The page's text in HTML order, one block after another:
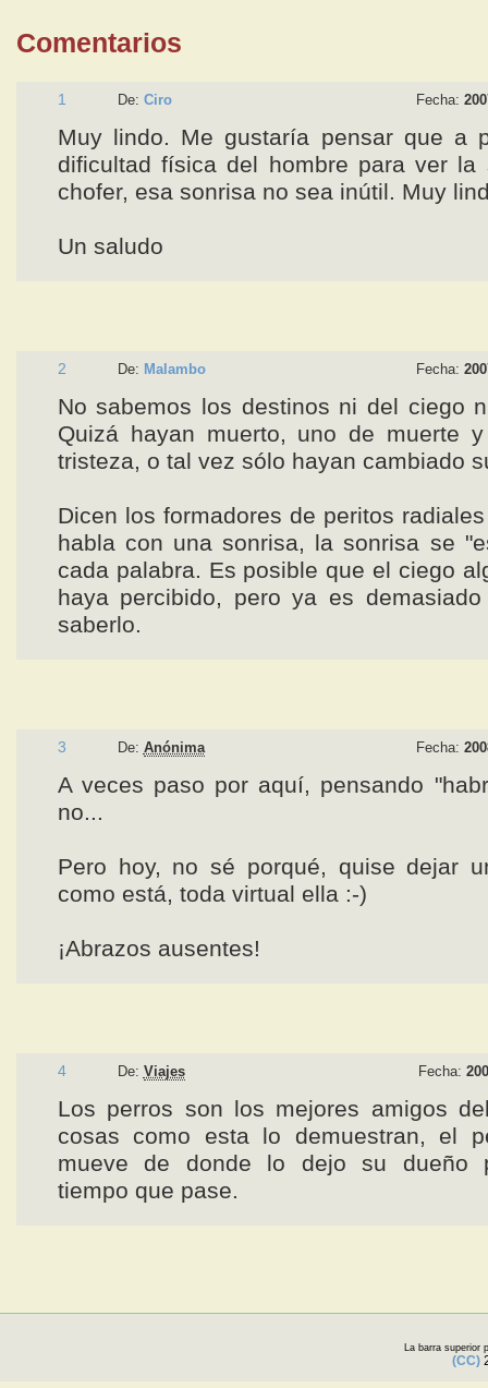
Comentarios
1 De: Ciro Fecha:
Muy lindo. Me gustaría pensar que a
dificultad física del hombre para ver la
chofer, esa sonrisa no sea inútil. Muy
Un saludo
2 De: Malambo Fecha:
No sabemos los destinos ni del ciego
Quizá hayan muerto, uno de muerte
tristeza, o tal vez sólo hayan cambiado
Dicen los formadores de peritos
habla con una sonrisa, la sonrisa se
cada palabra. Es posible que el ciego
haya percibido, pero ya es
saberlo.
3 De: Anónima Fecha:
A veces paso por aquí, pensando
no...
Pero hoy, no sé porqué, quise dejar
como está, toda virtual ella :-)
¡Abrazos ausentes!
4 De: Viajes Fecha:
Los perros son los mejores amigos
cosas como esta lo demuestran, el
mueve de donde lo dejo su dueño
tiempo que pase.
La barra superior
(CC)